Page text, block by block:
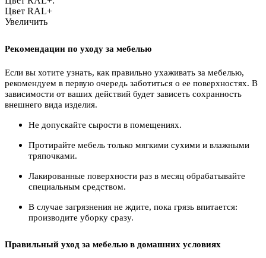
Цвет RAL+
Увеличить
Рекомендации по уходу за мебелью
Если вы хотите узнать, как правильно ухаживать за мебелью,
рекомендуем в первую очередь заботиться о ее поверхностях. В
зависимости от ваших действий будет зависеть сохранность
внешнего вида изделия.
Не допускайте сырости в помещениях.
Протирайте мебель только мягкими сухими и влажными
тряпочками.
Лакированные поверхности раз в месяц обрабатывайте
специальным средством.
В случае загрязнения не ждите, пока грязь впитается:
производите уборку сразу.
Правильный уход за мебелью в домашних условиях